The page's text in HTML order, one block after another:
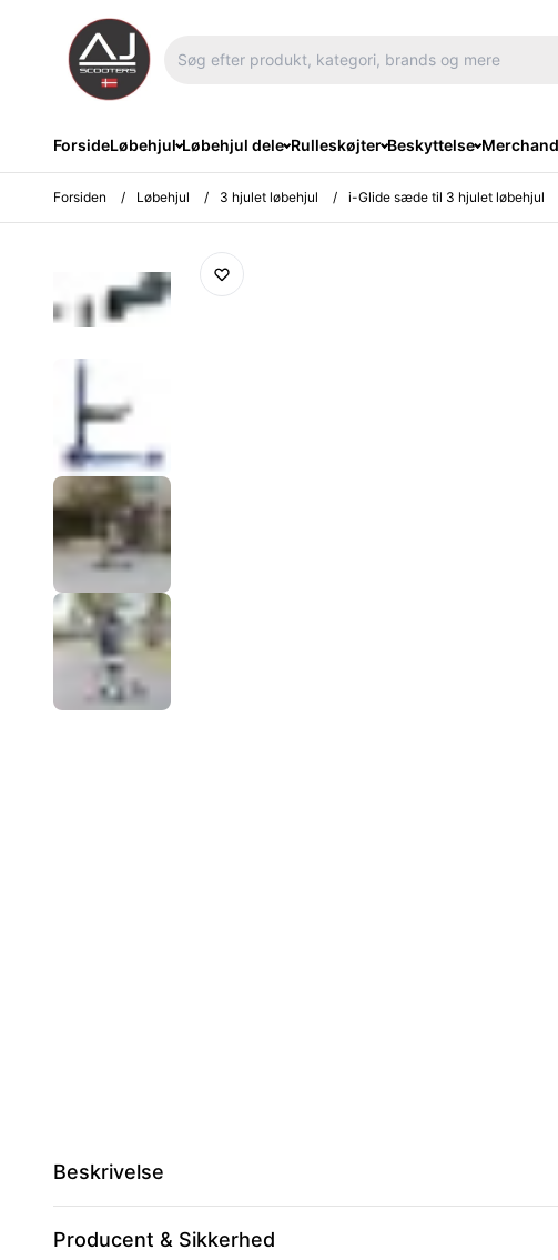
ForsideLøbehjul Løbehjul dele Rulleskøjter Beskyttelse
Forsiden / Løbehjul / 3 hjulet løbehjul / i-Glide sæde til 3 hjulet løbehjul
Beskrivelse
Producent & Sikkerhed